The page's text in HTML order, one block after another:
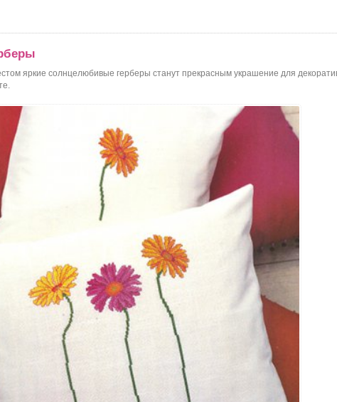
яркие солнцелюбивые герберы станут прекрасным украшение для